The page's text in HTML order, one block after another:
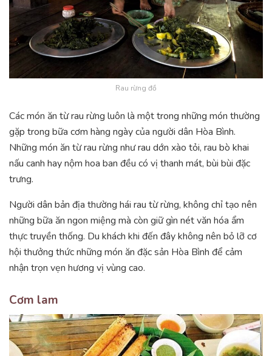
Rau rừng đồ
Các món ăn từ rau rừng luôn là một trong những món thường
gặp trong bữa cơm hàng ngày của người dân Hòa Bình.
Những món ăn từ rau rừng như rau dớn xào tỏi, rau bò khai
nấu canh hay nộm hoa ban đều có vị thanh mát, bùi bùi đặc
trưng.
Người dân bản địa thường hái rau từ rừng, không chỉ tạo nên
những bữa ăn ngon miệng mà còn giữ gìn nét văn hóa ẩm
thực truyền thống. Du khách khi đến đây không nên bỏ lỡ cơ
hội thưởng thức những món ăn đặc sản Hòa Bình để cảm
nhận trọn vẹn hương vị vùng cao.
Cơm lam